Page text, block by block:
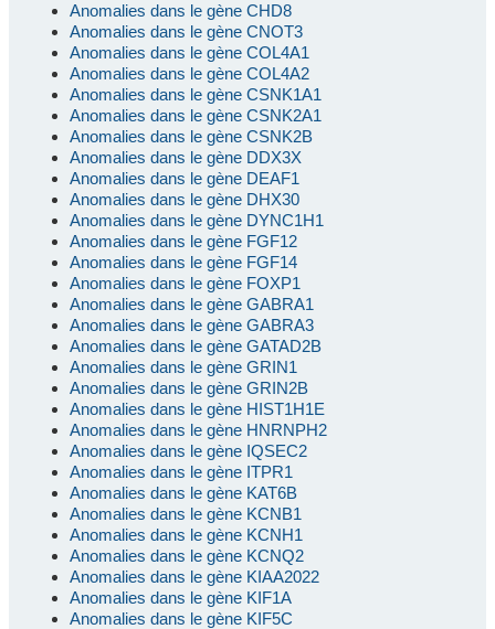
Anomalies dans le gène CHD8
Anomalies dans le gène CNOT3
Anomalies dans le gène COL4A1
Anomalies dans le gène COL4A2
Anomalies dans le gène CSNK1A1
Anomalies dans le gène CSNK2A1
Anomalies dans le gène CSNK2B
Anomalies dans le gène DDX3X
Anomalies dans le gène DEAF1
Anomalies dans le gène DHX30
Anomalies dans le gène DYNC1H1
Anomalies dans le gène FGF12
Anomalies dans le gène FGF14
Anomalies dans le gène FOXP1
Anomalies dans le gène GABRA1
Anomalies dans le gène GABRA3
Anomalies dans le gène GATAD2B
Anomalies dans le gène GRIN1
Anomalies dans le gène GRIN2B
Anomalies dans le gène HIST1H1E
Anomalies dans le gène HNRNPH2
Anomalies dans le gène IQSEC2
Anomalies dans le gène ITPR1
Anomalies dans le gène KAT6B
Anomalies dans le gène KCNB1
Anomalies dans le gène KCNH1
Anomalies dans le gène KCNQ2
Anomalies dans le gène KIAA2022
Anomalies dans le gène KIF1A
Anomalies dans le gène KIF5C